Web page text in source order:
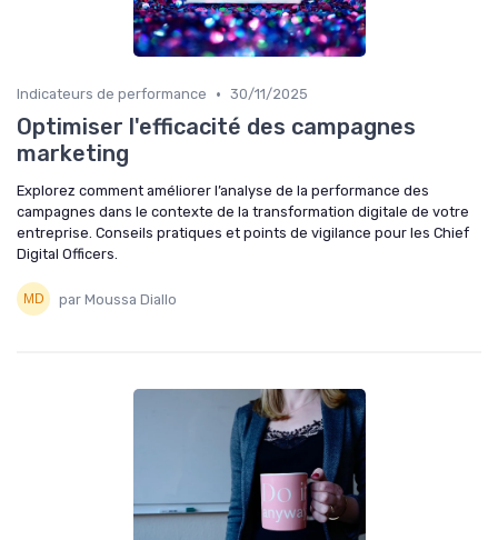
Indicateurs de performance • 30/11/2025
Optimiser l'efficacité des campagnes
marketing
Explorez comment améliorer l’analyse de la performance des
campagnes dans le contexte de la transformation digitale de votre
entreprise. Conseils pratiques et points de vigilance pour les Chief
Digital Officers.
par Moussa Diallo